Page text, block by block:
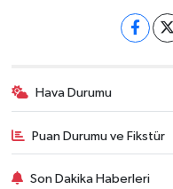
Hava Durumu
Puan Durumu ve Fikstür
Son Dakika Haberleri